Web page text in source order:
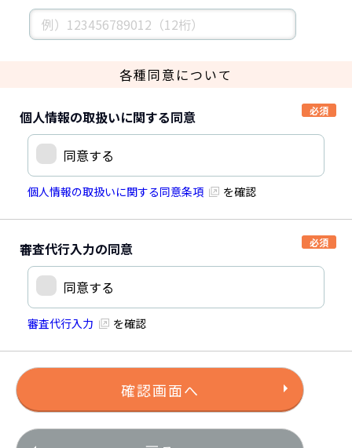
各種同意について
個人情報の取扱いに関する同意
同意する
個人情報の取扱いに関する同意条項 を確認
審査代行入力の同意
同意する
審査代行入力 を確認
確認画面へ